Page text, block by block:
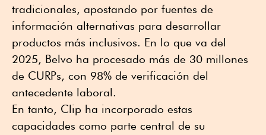
tradicionales, apostando por fuentes de
información alternativas para desarrollar
productos más inclusivos. En lo que va del
2025, Belvo ha procesado más de 30 millones
de CURPs, con 98% de verificación del
antecedente laboral.
En tanto, Clip ha incorporado estas
capacidades como parte central de su